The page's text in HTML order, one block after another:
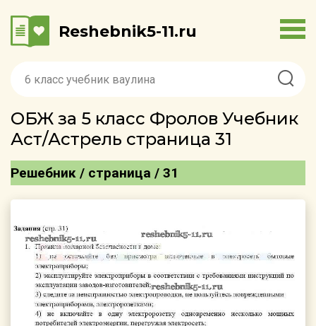
Reshebnik5-11.ru
ОБЖ за 5 класс Фролов Учебник
Аст/Астрель страница 31
Решебник / страница / 31